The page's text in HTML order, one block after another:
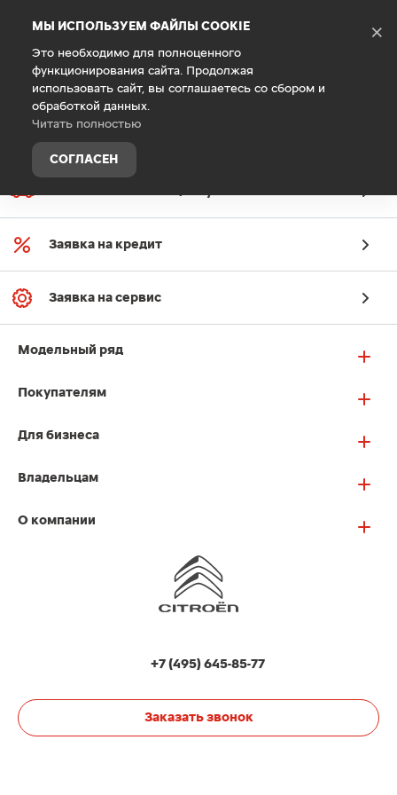
МЫ ИСПОЛЬЗУЕМ ФАЙЛЫ COOKIE
Это необходимо для полноценного
функционирования сайта. Продолжая
использовать сайт, вы соглашаетесь со сбором и
обработкой данных.
Читать полностью
СОГЛАСЕН
×
Главная Владельцам Техническое обслуживание
Заявка на кредит
Заявка на сервис
Модельный ряд
Покупателям
Для бизнеса
Владельцам
О компании
+7 (495) 645-85-77
Заказать звонок